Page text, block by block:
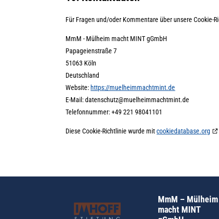
Für Fragen und/oder Kommentare über unsere
MmM - Mülheim macht MINT gGmbH
Papageienstraße 7
51063 Köln
Deutschland
Website: https://muelheimmachtmint.de
E-Mail:datenschutz@muelheimmachtmint.de
Telefonnummer: +49 221 98041101
Diese Cookie-Richtlinie wurde mitcookiedatabase.org
MmM – Mülheim
macht MINT